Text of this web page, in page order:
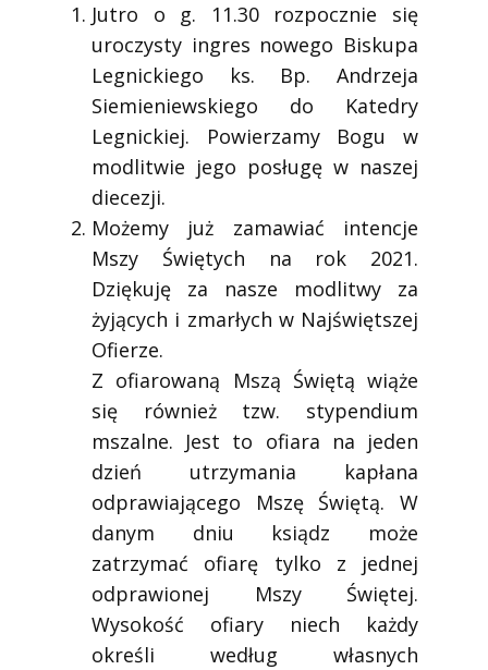
Jutro o g. 11.30 rozpocznie się
uroczysty ingres nowego Biskupa
Legnickiego ks. Bp. Andrzeja
Siemieniewskiego do Katedry
Legnickiej. Powierzamy Bogu w
modlitwie jego posługę w naszej
diecezji.
Możemy już zamawiać intencje
Mszy Świętych na rok 2021.
Dziękuję za nasze modlitwy za
żyjących i zmarłych w Najświętszej
Ofierze.
Z ofiarowaną Mszą Świętą wiąże
się również tzw. stypendium
mszalne. Jest to ofiara na jeden
dzień utrzymania kapłana
odprawiającego Mszę Świętą. W
danym dniu ksiądz może
zatrzymać ofiarę tylko z jednej
odprawionej Mszy Świętej.
Wysokość ofiary niech każdy
określi według własnych